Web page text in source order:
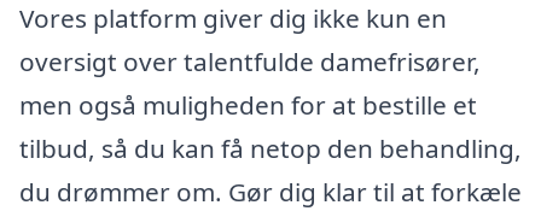
Vores platform giver dig ikke kun en
oversigt over talentfulde damefrisører,
men også muligheden for at bestille et
tilbud, så du kan få netop den behandling,
du drømmer om. Gør dig klar til at forkæle